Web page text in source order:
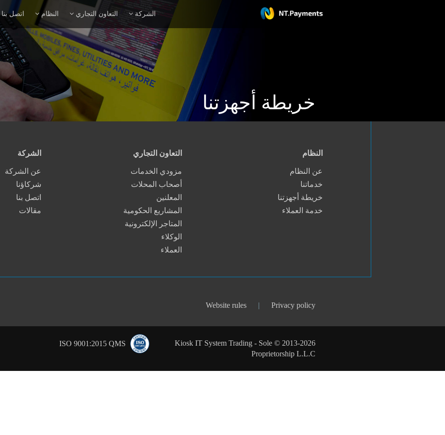
الشركة التعاون التجاري النظام اتصل بنا
خريطة أجهزتنا
الشركة
عن الشركة
شركاؤنا
اتصل بنا
مقالات
التعاون التجاري
مزودي الخدمات
أصحاب المحلات
المعلنين
المشاريع الحكومية
المتاجر الإلكترونية
الوكلاء
العملاء
النظام
عن النظام
خدماتنا
خريطة أجهزتنا
خدمة العملاء
Privacy policy
Website rules
ISO 9001:2015 QMS
2013-2026 © Kiosk IT System Trading - Sole
Proprietorship L.L.C